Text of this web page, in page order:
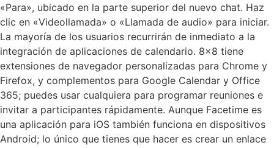
«Para», ubicado en la parte superior del nuevo chat. Haz
clic en «Videollamada» o «Llamada de audio» para iniciar.
La mayoría de los usuarios recurrirán de inmediato a la
integración de aplicaciones de calendario. 8×8 tiene
extensiones de navegador personalizadas para Chrome y
Firefox, y complementos para Google Calendar y Office
365; puedes usar cualquiera para programar reuniones e
invitar a participantes rápidamente. Aunque Facetime es
una aplicación para iOS también funciona en dispositivos
Android; lo único que tienes que hacer es crear un enlace